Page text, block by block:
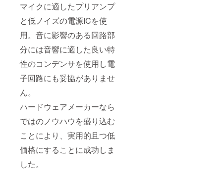
マイクに適したプリアンプ
と低ノイズの電源ICを使
用。音に影響のある回路部
分には音響に適した良い特
性のコンデンサを使用し電
子回路にも妥協がありませ
ん。
ハードウェアメーカーなら
ではのノウハウを盛り込む
ことにより、実用的且つ低
価格にすることに成功しま
した。